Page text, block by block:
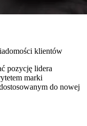
klientów
pozycję lidera
marki
do nowej